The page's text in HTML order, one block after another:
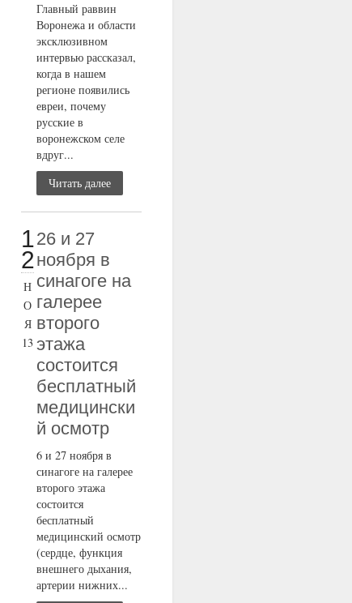
Главный раввин
Воронежа и области
эксклюзивном
интервью рассказал,
когда в нашем
регионе появились
евреи, почему
русские в
воронежском селе
вдруг...
Читать далее
1
2
Н
О
Я
13
26 и 27
ноября в
синагоге на
галерее
второго
этажа
состоится
бесплатный
медицински
й осмотр
6 и 27 ноября в
синагоге на галерее
второго этажа
состоится
бесплатный
медицинский осмотр
(сердце, функция
внешнего дыхания,
артерии нижних...